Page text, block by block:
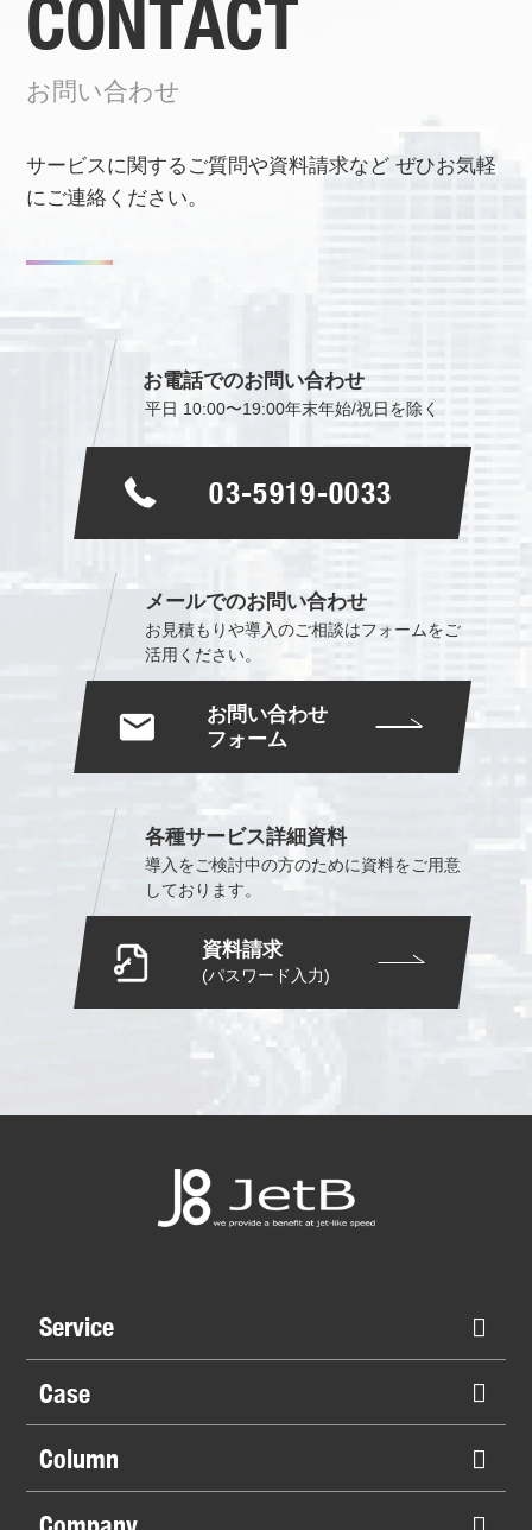
CONTACT
お問い合わせ
サービスに関するご質問や資料請求などぜひお気軽
にご連絡ください。
お電話でのお問い合わせ
平日 10:00〜19:00年末年始/祝日を除く
03-5919-0033
メールでのお問い合わせ
お見積もりや導入のご相談はフォームをご
活用ください。
お問い合わせ
フォーム
各種サービス詳細資料
導入をご検討中の方のために資料をご用意
しております。
資料請求
(パスワード入力)
Service
Case
Column